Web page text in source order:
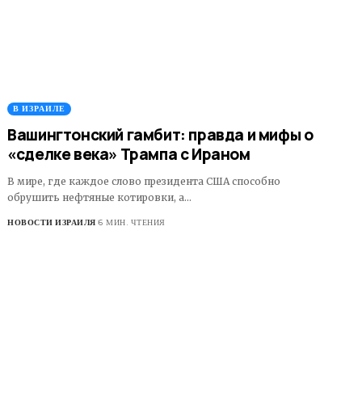
В ИЗРАИЛЕ
Вашингтонский гамбит: правда и мифы о
«сделке века» Трампа с Ираном
В мире, где каждое слово президента США способно
обрушить нефтяные котировки, а…
НОВОСТИ ИЗРАИЛЯ 6 МИН. ЧТЕНИЯ